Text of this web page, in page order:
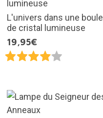
L'univers dans une boule
de cristal lumineuse
19,95€